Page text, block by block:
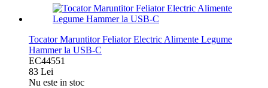
Tocator Maruntitor Feliator Electric Alimente Legume
Hammer la USB-C
EC44551
83 Lei
Nu este in stoc